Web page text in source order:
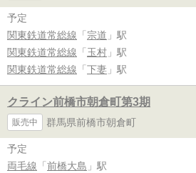
予定
関東鉄道常総線 「 宗道 」駅
関東鉄道常総線 「 玉村 」駅
関東鉄道常総線 「 下妻 」駅
クライン前橋市朝倉町第3期
販売中 群馬県前橋市朝倉町
予定
両毛線 「 前橋大島 」駅